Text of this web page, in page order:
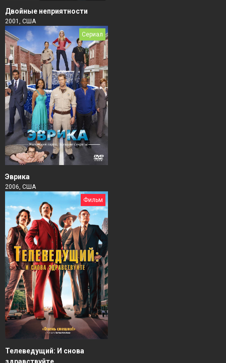
Двойные неприятности
2001, США
Сериал
Эврика
2006, США
Фильм
Телеведущий: И снова